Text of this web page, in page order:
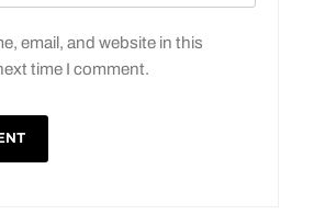
email, and website in this
time I comment.